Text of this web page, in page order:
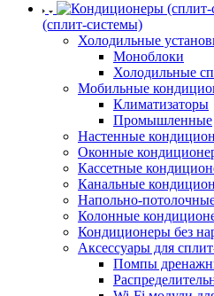
(сплит-системы)
Холодильные
Моноблоки
Холодильные
Мобильные
Климатизаторы
Промышленные
Настенные
Оконные
Кассетные
Канальные
Напольно-
Колонные
Кондиционеры без
Аксессуары для
Помпы